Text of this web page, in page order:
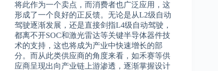
将此作为一个卖点，而消费者也广泛应用，这
形成了一个良好的正反馈。无论是从L2级自动
驾驶逐渐发展，还是直接剑指L4级自动驾驶，
都离不开SOC和激光雷达等关键半导体器件技
术的支持，这也将成为产业中快速增长的部
分。而从此类供应商的角度来看，如禾赛等供
应商呈现出向产业链上游渗透，逐渐掌握设计